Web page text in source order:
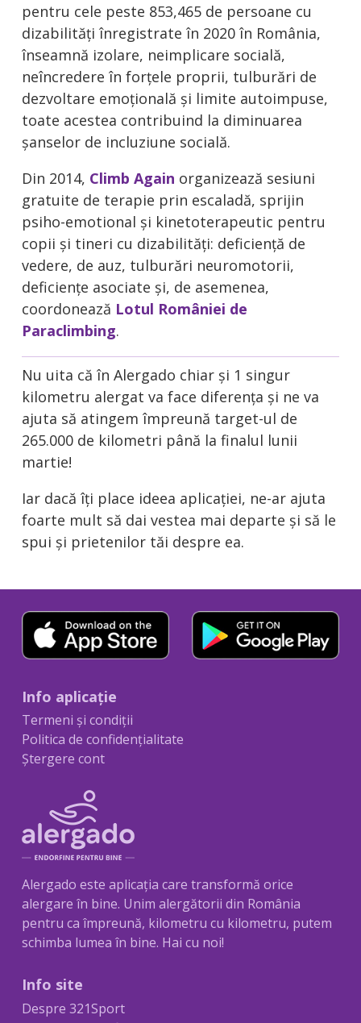
pentru cele peste 853,465 de persoane cu
dizabilităţi înregistrate în 2020 în România,
înseamnă izolare, neimplicare socială,
neîncredere în forțele proprii, tulburări de
dezvoltare emoțională și limite autoimpuse,
toate acestea contribuind la diminuarea
șanselor de incluziune socială.
Din 2014, Climb Again organizează sesiuni
gratuite de terapie prin escaladă, sprijin
psiho-emotional și kinetoterapeutic pentru
copii și tineri cu dizabilități: deficiență de
vedere, de auz, tulburări neuromotorii,
deficiențe asociate și, de asemenea,
coordonează Lotul României de
Paraclimbing.
Nu uita că în Alergado chiar și 1 singur
kilometru alergat va face diferența și ne va
ajuta să atingem împreună target-ul de
265.000 de kilometri până la finalul lunii
martie!
Iar dacă îți place ideea aplicației, ne-ar ajuta
foarte mult să dai vestea mai departe și să le
spui și prietenilor tăi despre ea.
Alergado este aplicația care transformă orice
alergare în bine. Unim alergătorii din România
pentru ca împreună, kilometru cu kilometru, putem
schimba lumea în bine. Hai cu noi!
Info site
Despre 321Sport
Info aplicație
Termeni și condiții
Politica de confidențialitate
Ștergere cont